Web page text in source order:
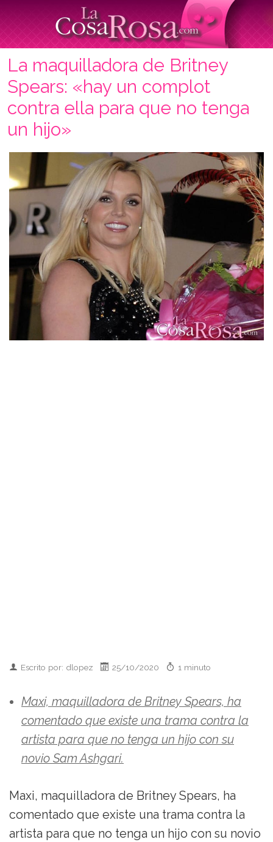
La maquilladora de Britney
Spears: «hay un complot
contra ella para que no tenga
un hijo»
Escrito por: dlopez 25/10/2020 1 minuto
Maxi, maquilladora de Britney Spears, ha
comentado que existe una trama contra la
artista para que no tenga un hijo con su
novio Sam Ashgari.
Maxi, maquilladora de Britney Spears, ha
comentado que existe una trama contra la
artista para que no tenga un hijo con su novio